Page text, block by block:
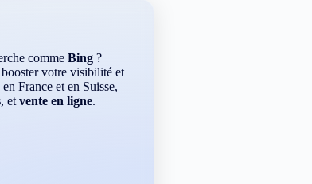
comme Bing ?
votre visibilité et
France et en Suisse,
, et vente en ligne.